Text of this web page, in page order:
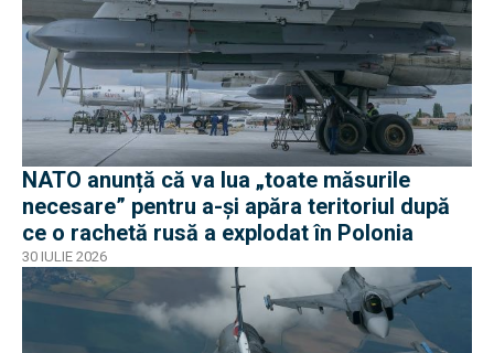
NATO anunță că va lua „toate măsurile
necesare” pentru a-și apăra teritoriul după
ce o rachetă rusă a explodat în Polonia
30 IULIE 2026